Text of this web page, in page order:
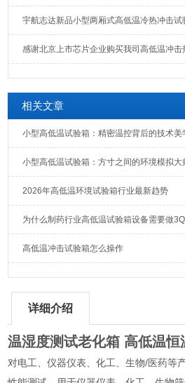
宇航志达新品小型两厢式高低温冷热冲击试
感谢北京上市芯片企业购买我司高低温冲击
相关文章
小型高低温试验箱：精密温控背后的技术美
小型高低温试验箱：方寸之间的环境模拟大
2026年高低温环境试验箱行业最新趋势
为什么制药行业高低温试验箱设备需要做
高低温冲击试验箱怎么操作
详细介绍
温湿度测试老化箱 高低温恒
对电工、仪器仪表、化工、生物/医药等